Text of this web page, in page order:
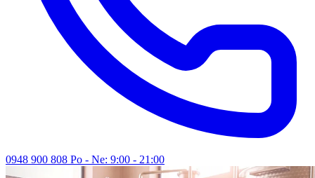
0948 900 808 Po - Ne: 9:00 - 21:00